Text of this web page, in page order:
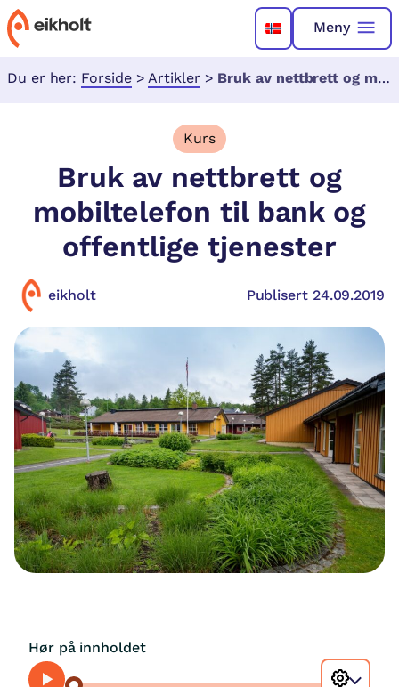
Meny
Du er her: Forside > Artikler > Bruk av nettbrett og mobiltelefon til bank og offentlige tjenester
Kurs
Bruk av nettbrett og
mobiltelefon til bank og
offentlige tjenester
eikholt Publisert 24.09.2019
Hør på innholdet